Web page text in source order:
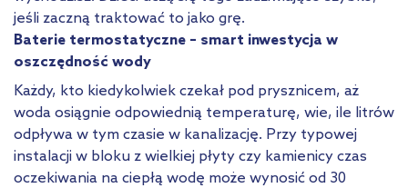
jeśli zaczną traktować to jako grę.
Baterie termostatyczne – smart inwestycja w
oszczędność wody
Każdy, kto kiedykolwiek czekał pod prysznicem, aż
woda osiągnie odpowiednią temperaturę, wie, ile litrów
odpływa w tym czasie w kanalizację. Przy typowej
instalacji w bloku z wielkiej płyty czy kamienicy czas
oczekiwania na ciepłą wodę może wynosić od 30